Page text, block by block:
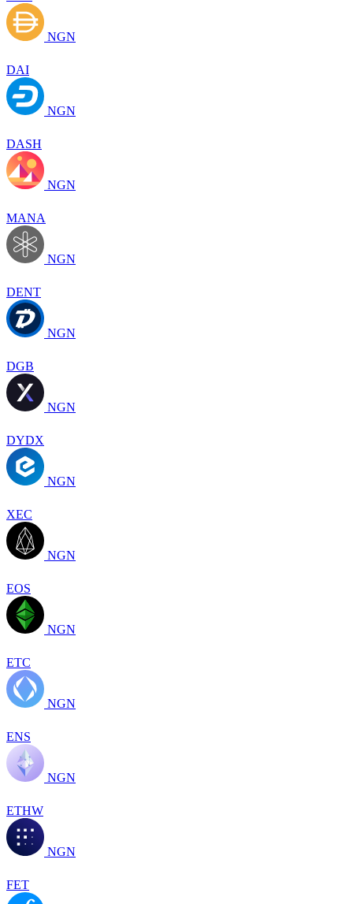
NGN
DAI
NGN
DASH
NGN
MANA
NGN
DENT
NGN
DGB
NGN
DYDX
NGN
XEC
NGN
EOS
NGN
ETC
NGN
ENS
NGN
ETHW
NGN
FET